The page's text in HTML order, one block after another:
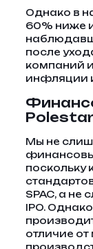
Однако в
60% ниже
после
компаний
инфляции
Polestar
Мы не
поскольку
SPAC, а не
IPO.
отличие от